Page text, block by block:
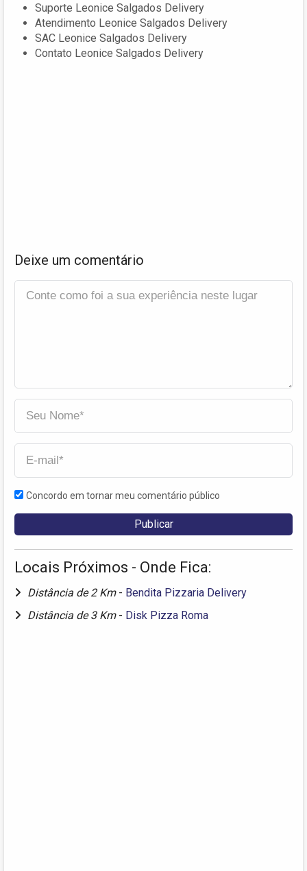
Suporte Leonice Salgados Delivery
Atendimento Leonice Salgados Delivery
SAC Leonice Salgados Delivery
Contato Leonice Salgados Delivery
Deixe um comentário
Concordo em tornar meu comentário público
Locais Próximos - Onde Fica:
Distância de 2 Km - Bendita Pizzaria Delivery
Distância de 3 Km - Disk Pizza Roma